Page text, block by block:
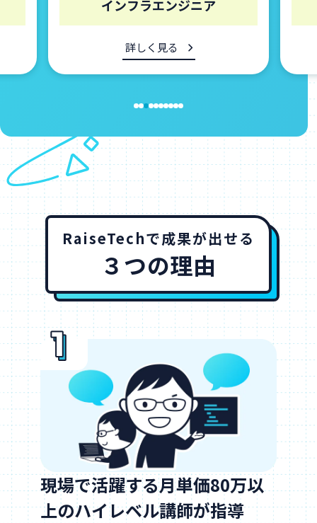
Webデザイナー
詳しく見る
RaiseTechで成果が出せる
３つの理由
現場で活躍する月単価80万以
上のハイレベル講師が指導